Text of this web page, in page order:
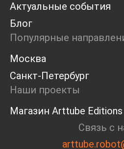
Интервью
Open call
Экскурсия
Дискуссия
Cosmoscow 2024
Blazar 2024
Встречи
Круглый стол
Актуальные события
Блог
Популярные
Москва
Санкт-Петербург
Наши проекты
Магазин Arttube Editions
Связь с